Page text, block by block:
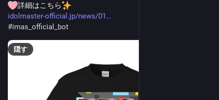
詳細はこちら
idolmaster-official.jp/news/01
#imas_official_bot
隠す